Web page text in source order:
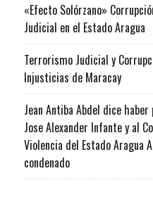
«Efecto Solórzano»
Judicial en el Estado Aragua
Terrorismo Judicial y
Injusticias de Maracay
Jean Antiba Abdel dice
Jose Alexander Infante y al
Violencia del Estado Aragua
condenado